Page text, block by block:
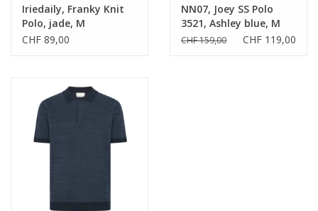
Iriedaily, Franky Knit
Polo, jade, M
CHF 89,00
NN07, Joey SS Polo
3521, Ashley blue, M
CHF 159,00 CHF 119,00